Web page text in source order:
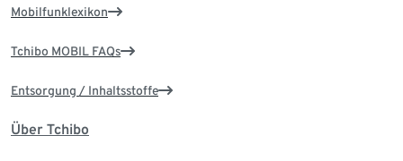
Mobilfunklexikon
Tchibo MOBIL FAQs
Entsorgung / Inhaltsstoffe
Über Tchibo